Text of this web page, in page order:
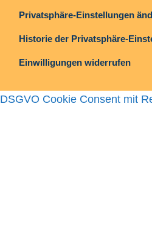
Privatsphäre-Einstellungen
Historie der Privatsphäre-
Einwilligungen widerrufen
DSGVO Cookie Consent mit